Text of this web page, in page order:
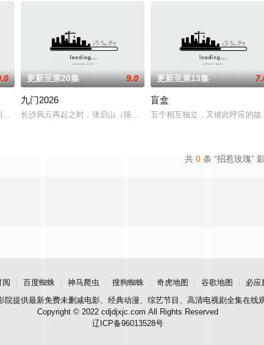
后，国家蒙羞，张謇虽高中状元，却渴望寻求强
峥之间曲折动人的情感，以及他们在复杂局势中坚守初心、勇敢面对困难
更新至第20集 9.0
九门2026
长沙风云再起之时，张启山（陈伟霆 饰）与吴老狗（曾舜晞 饰）强
更新至第13集
盲盒
五个相互独立，又彼此呼应的
共 0 条 “招惹玫瑰”
阅 百度蜘蛛 神马爬虫 搜狗蜘蛛 奇虎地图 谷歌地图
必应
院提供最新免费未删减电影、经典动漫、综艺节目、高清电视剧全集在线
Copyright © 2022 cdjdjxjc.com All Rights Reserved
辽ICP备96013528号